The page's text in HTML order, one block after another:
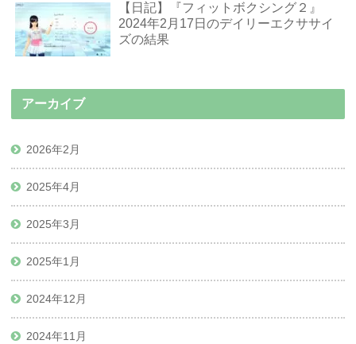
【日記】『フィットボクシング２』
2024年2月17日のデイリーエクササイ
ズの結果
アーカイブ
2026年2月
2025年4月
2025年3月
2025年1月
2024年12月
2024年11月